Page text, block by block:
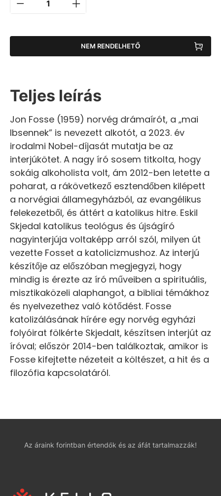
NEM RENDELHETŐ
Teljes leírás
Jon Fosse (1959) norvég drámaírót, a „mai
Ibsennek” is nevezett alkotót, a 2023. év
irodalmi Nobel-díjasát mutatja be az
interjúkötet. A nagy író sosem titkolta, hogy
sokáig alkoholista volt, ám 2012-ben letette a
poharat, a rákövetkező esztendőben kilépett
a norvégiai államegyházból, az evangélikus
felekezetből, és áttért a katolikus hitre. Eskil
Skjedal katolikus teológus és újságíró
nagyinterjúja voltaképp arról szól, milyen út
vezette Fosset a katolicizmushoz. Az interjú
készítője az előszóban megjegyzi, hogy
mindig is érezte az író műveiben a spirituális,
misztikaközeli alaphangot, a bibliai témákhoz
és nyelvezethez való kötődést. Fosse
katolizálásának hírére egy norvég egyházi
folyóirat fölkérte Skjedalt, készítsen interjút az
íróval; először 2014-ben találkoztak, amikor is
Fosse kifejtette nézeteit a költészet, a hit és a
filozófia kapcsolatáról.
Az áraink forintban értendők és az áfát tartalmazzák!